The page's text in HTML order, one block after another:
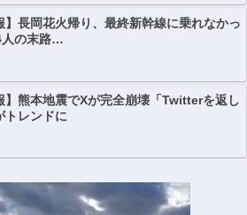
】長岡花火帰り、最終新幹線に乗れなかっ
人の末路…
】熊本地震でXが完全崩壊「Twitterを返し
トレンドに